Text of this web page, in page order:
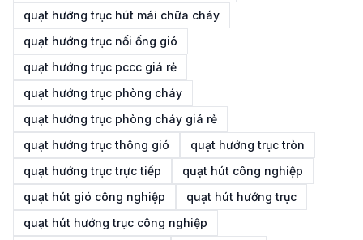
quạt hướng trục hút mái chữa cháy
quạt hướng trục nối ống gió
quạt hướng trục pccc giá rẻ
quạt hướng trục phòng cháy
quạt hướng trục phòng cháy giá rẻ
quạt hướng trục thông gió
quạt hướng trục tròn
quạt hướng trục trực tiếp
quạt hút công nghiệp
quạt hút gió công nghiệp
quạt hút hướng trục
quạt hút hướng trục công nghiệp